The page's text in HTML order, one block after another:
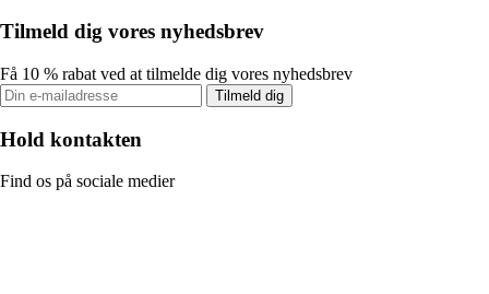
Tilmeld dig vores nyhedsbrev
Få 10 % rabat ved at tilmelde dig vores nyhedsbrev
Tilmeld dig
Hold kontakten
Find os på sociale medier